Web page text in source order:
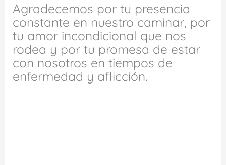
Agradecemos por tu presencia
constante en nuestro caminar, por
tu amor incondicional que nos
rodea y por tu promesa de estar
con nosotros en tiempos de
enfermedad y aflicción.